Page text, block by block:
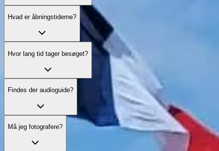
Hvad er åbningstiderne?
Hvor lang tid tager besøget?
Findes der audioguide?
Må jeg fotografere?